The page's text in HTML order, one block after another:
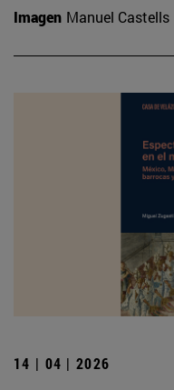
Imagen Manuel Castells
14 | 04 | 2026